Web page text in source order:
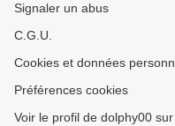
Signaler un abus
C.G.U.
Cookies et données
Préférences cookies
Voir le profil de dolphy00